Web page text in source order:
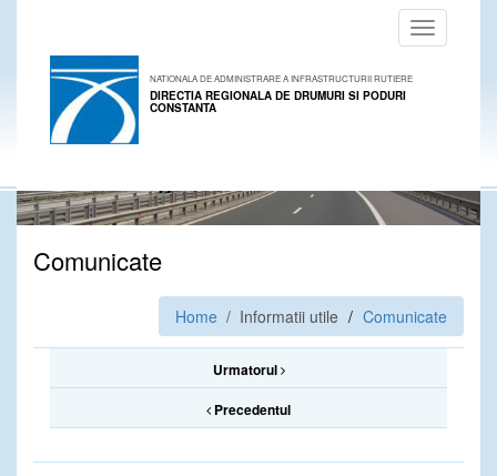
Toggle
navigation
NATIONALA DE ADMINISTRARE A INFRASTRUCTURII RUTIERE
DIRECTIA REGIONALA DE DRUMURI SI PODURI
CONSTANTA
Comunicate
Home / Informatii utile Comunicate
Urmatorul
Precedentul